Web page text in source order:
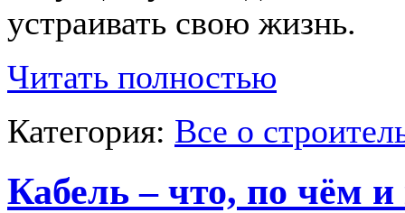
устраивать свою жизнь.
Читать полностью
Категория: Все о
Кабель – что, по чём и